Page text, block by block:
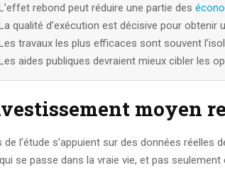
rebond peut réduire une partie des
qualité d’exécution est décisive pour obtenir
travaux les plus efficaces sont souvent
aides publiques devraient mieux cibler les
moyen
de l’étude s’appuient sur des données
se passe dans la vraie vie, et pas seulement